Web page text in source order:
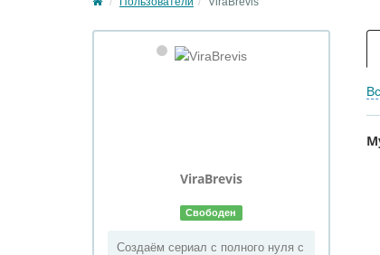
ViraBrevis
Свободен
Создаём сериал с полного нуля с